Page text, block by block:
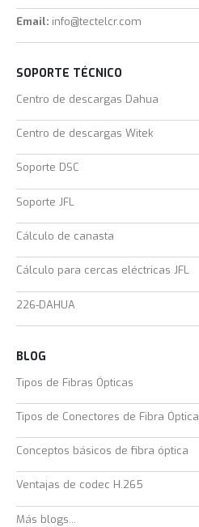
Email: info@tectelcr.com
SOPORTE TÉCNICO
Centro de descargas Dahua
Centro de descargas Witek
Soporte DSC
Soporte JFL
Cálculo de canasta
Cálculo para cercas eléctricas JFL
226-DAHUA
BLOG
Tipos de Fibras Ópticas
Tipos de Conectores de Fibra Óptica
Conceptos básicos de fibra óptica
Ventajas de codec H.265
Más blogs...